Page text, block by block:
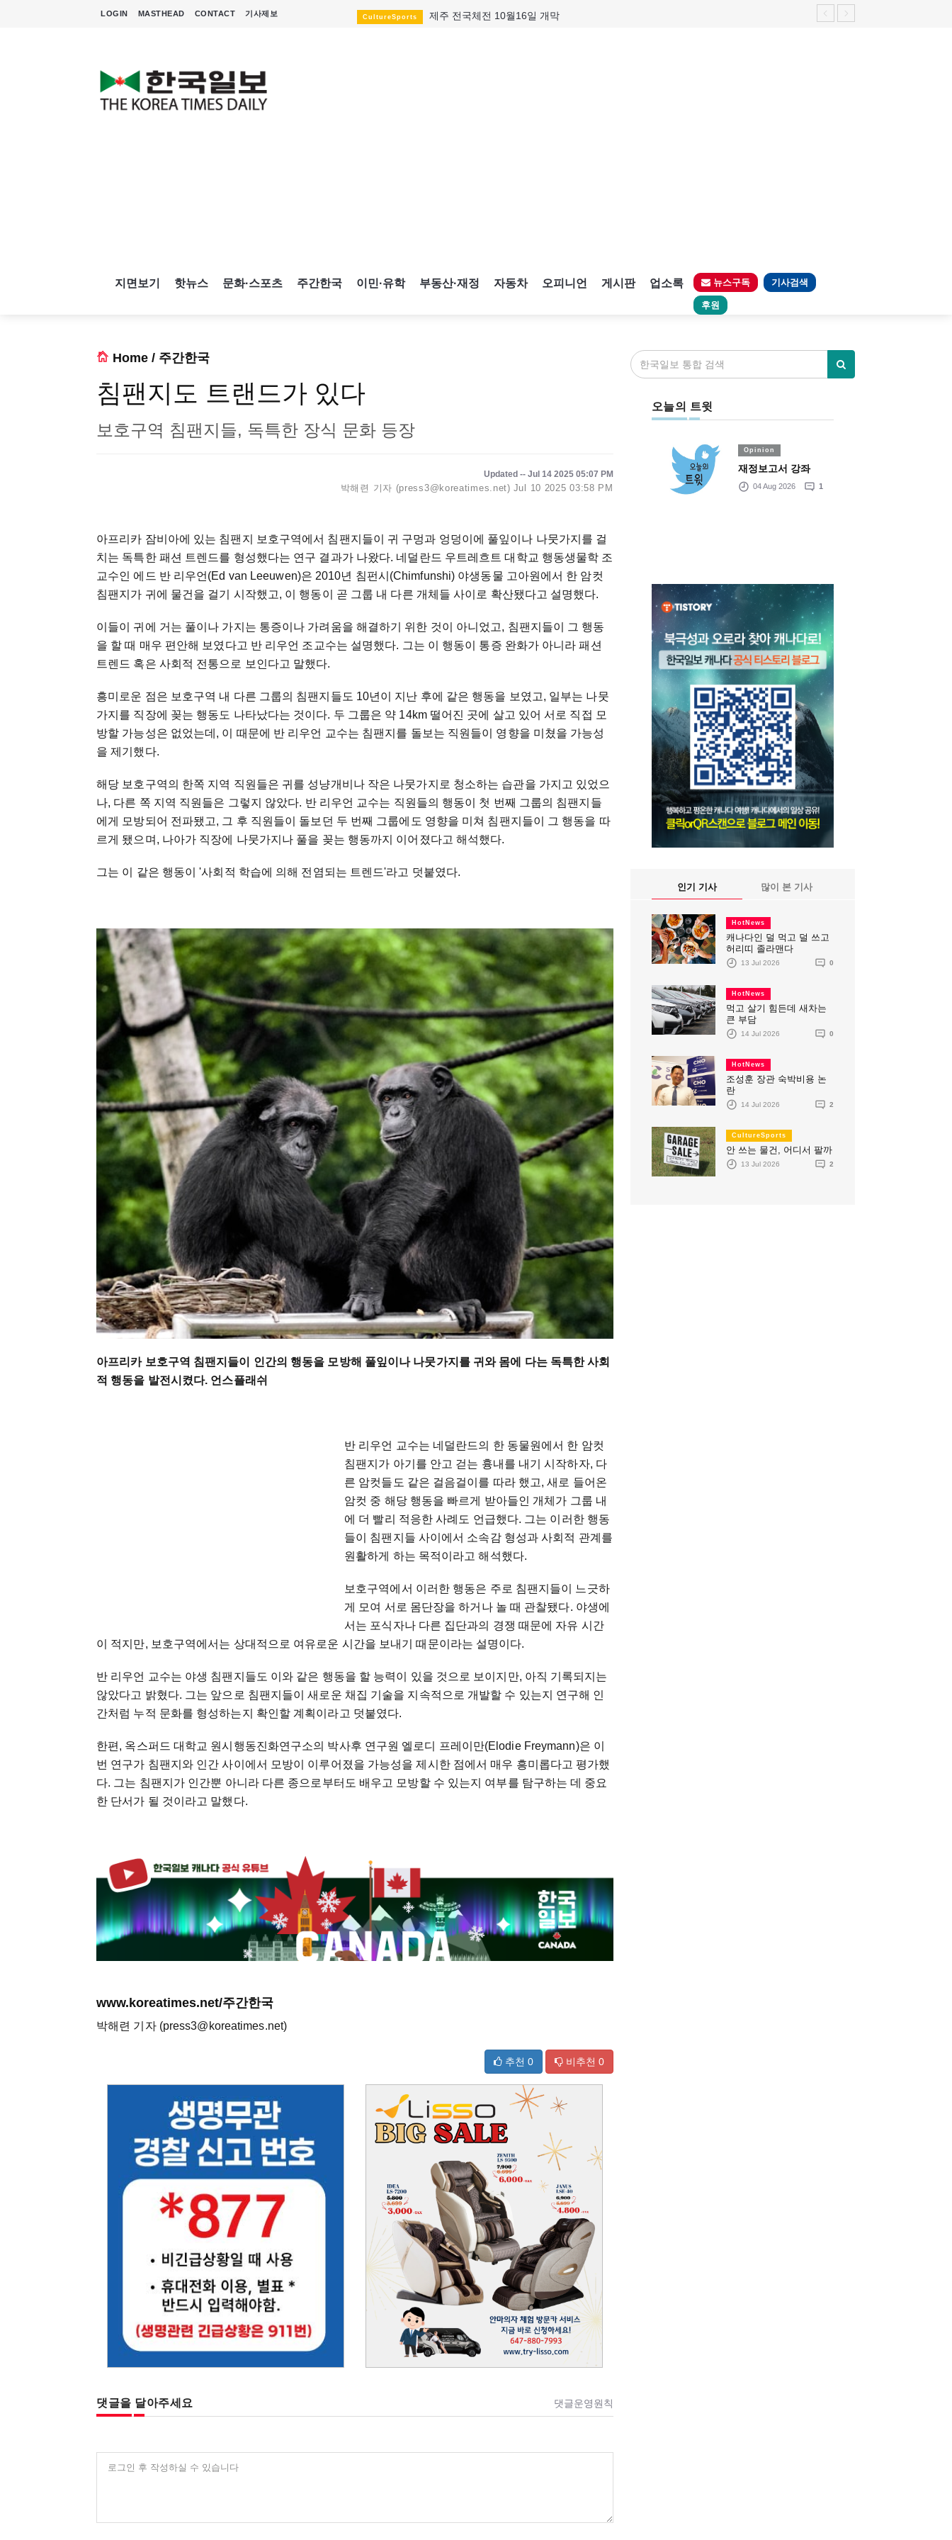
LOGIN MASTHEAD CONTACT 기사제보 CultureSports 제주 전국체전 10월16일 개막
지면보기 핫뉴스 문화·스포츠 주간한국 이민·유학 부동산·재정 자동차 오피니언 게시판 업소록 뉴스구독 기사검색
후원
Home / 주간한국
침팬지도 트랜드가 있다
보호구역 침팬지들, 독특한 장식 문화 등장
Updated -- Jul 14 2025 05:07 PM
박해련 기자 (press3@koreatimes.net) Jul 10 2025 03:58 PM
아프리카 잠비아에 있는 침팬지 보호구역에서 침팬지들이 귀 구멍과 엉덩이에 풀잎이나 나뭇가지를 걸
치는 독특한 패션 트렌드를 형성했다는 연구 결과가 나왔다. 네덜란드 우트레흐트 대학교 행동생물학 조
교수인 에드 반 리우언(Ed van Leeuwen)은 2010년 침펀시(Chimfunshi) 야생동물 고아원에서 한 암컷
침팬지가 귀에 물건을 걸기 시작했고, 이 행동이 곧 그룹 내 다른 개체들 사이로 확산됐다고 설명했다.
이들이 귀에 거는 풀이나 가지는 통증이나 가려움을 해결하기 위한 것이 아니었고, 침팬지들이 그 행동
을 할 때 매우 편안해 보였다고 반 리우언 조교수는 설명했다. 그는 이 행동이 통증 완화가 아니라 패션
트렌드 혹은 사회적 전통으로 보인다고 말했다.
흥미로운 점은 보호구역 내 다른 그룹의 침팬지들도 10년이 지난 후에 같은 행동을 보였고, 일부는 나뭇
가지를 직장에 꽂는 행동도 나타났다는 것이다. 두 그룹은 약 14km 떨어진 곳에 살고 있어 서로 직접 모
방할 가능성은 없었는데, 이 때문에 반 리우언 교수는 침팬지를 돌보는 직원들이 영향을 미쳤을 가능성
을 제기했다.
해당 보호구역의 한쪽 지역 직원들은 귀를 성냥개비나 작은 나뭇가지로 청소하는 습관을 가지고 있었으
나, 다른 쪽 지역 직원들은 그렇지 않았다. 반 리우언 교수는 직원들의 행동이 첫 번째 그룹의 침팬지들
에게 모방되어 전파됐고, 그 후 직원들이 돌보던 두 번째 그룹에도 영향을 미쳐 침팬지들이 그 행동을 따
르게 됐으며, 나아가 직장에 나뭇가지나 풀을 꽂는 행동까지 이어졌다고 해석했다.
그는 이 같은 행동이 '사회적 학습에 의해 전염되는 트렌드'라고 덧붙였다.
아프리카 보호구역 침팬지들이 인간의 행동을 모방해 풀잎이나 나뭇가지를 귀와 몸에 다는 독특한 사회
적 행동을 발전시켰다. 언스플래쉬
반 리우언 교수는 네덜란드의 한 동물원에서 한 암컷
침팬지가 아기를 안고 걷는 흉내를 내기 시작하자, 다
른 암컷들도 같은 걸음걸이를 따라 했고, 새로 들어온
암컷 중 해당 행동을 빠르게 받아들인 개체가 그룹 내
에 더 빨리 적응한 사례도 언급했다. 그는 이러한 행동
들이 침팬지들 사이에서 소속감 형성과 사회적 관계를
원활하게 하는 목적이라고 해석했다.
보호구역에서 이러한 행동은 주로 침팬지들이 느긋하
게 모여 서로 몸단장을 하거나 놀 때 관찰됐다. 야생에
서는 포식자나 다른 집단과의 경쟁 때문에 자유 시간
이 적지만, 보호구역에서는 상대적으로 여유로운 시간을 보내기 때문이라는 설명이다.
반 리우언 교수는 야생 침팬지들도 이와 같은 행동을 할 능력이 있을 것으로 보이지만, 아직 기록되지는
않았다고 밝혔다. 그는 앞으로 침팬지들이 새로운 채집 기술을 지속적으로 개발할 수 있는지 연구해 인
간처럼 누적 문화를 형성하는지 확인할 계획이라고 덧붙였다.
한편, 옥스퍼드 대학교 원시행동진화연구소의 박사후 연구원 엘로디 프레이만(Elodie Freymann)은 이
번 연구가 침팬지와 인간 사이에서 모방이 이루어졌을 가능성을 제시한 점에서 매우 흥미롭다고 평가했
다. 그는 침팬지가 인간뿐 아니라 다른 종으로부터도 배우고 모방할 수 있는지 여부를 탐구하는 데 중요
한 단서가 될 것이라고 말했다.
www.koreatimes.net/주간한국
박해련 기자 (press3@koreatimes.net)
추천 0 비추천 0
댓글을 달아주세요 댓글운영원칙
로그인 후 작성하실 수 있습니다
오늘의 트윗
Opinion
재정보고서 강좌
04 Aug 2026 1
인기 기사 많이 본 기사
HotNews
캐나다인 덜 먹고 덜 쓰고
허리띠 졸라맨다
13 Jul 2026 0
HotNews
먹고 살기 힘든데 새차는
큰 부담
14 Jul 2026 0
HotNews
조성훈 장관 숙박비용 논
란
14 Jul 2026 2
CultureSports
안 쓰는 물건, 어디서 팔까
13 Jul 2026 2